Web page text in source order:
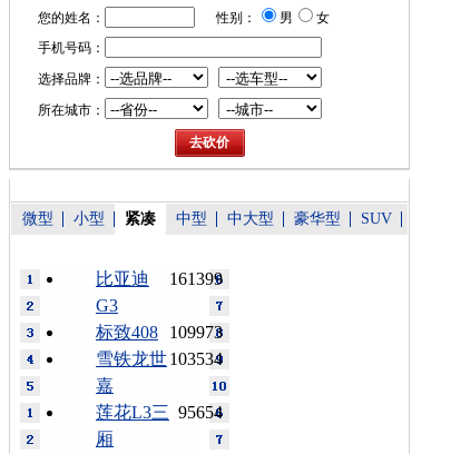
您的姓名： 性别： 男
女
手机号码：
选择品牌：
所在城市：
微型 小型 紧凑 中型 中大型 豪华型 SUV
161399
比亚迪
G3
109973
标致408
103534
雪铁龙世
嘉
95654
莲花L3三
厢